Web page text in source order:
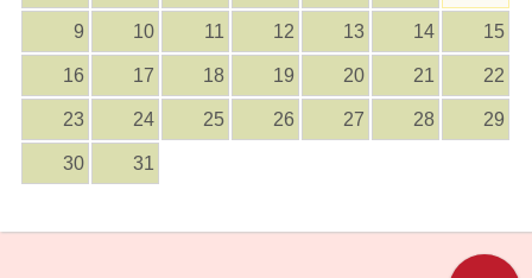
9 10 11 12 13 14 15
16 17 18 19 20 21 22
23 24 25 26 27 28 29
30 31